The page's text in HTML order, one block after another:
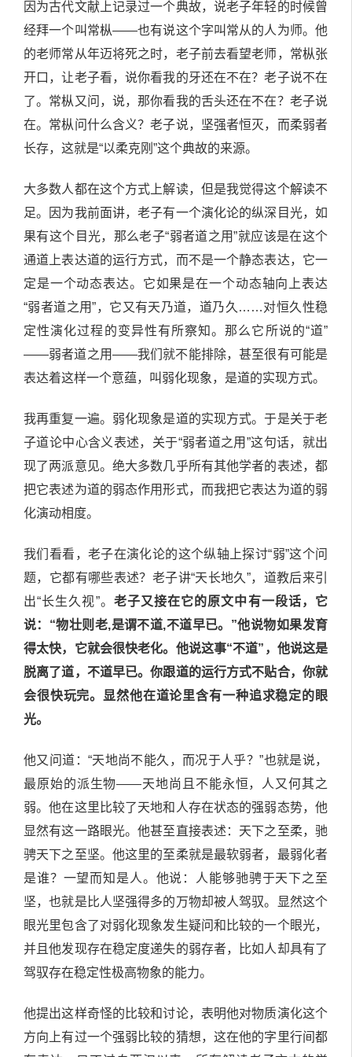
因为古代文献上记录过一个典故，说老子年轻的时候曾
经拜一个叫常枞——也有说这个字叫常从的人为师。他
的老师常从年迈将死之时，老子前去看望老师，常枞张
开口，让老子看，说你看我的牙还在不在？老子说不在
了。常枞又问，说，那你看我的舌头还在不在？老子说
在。常枞问什么含义？老子说，坚强者恒灭，而柔弱者
长存，这就是“以柔克刚”这个典故的来源。
大多数人都在这个方式上解读，但是我觉得这个解读不
足。因为我前面讲，老子有一个演化论的纵深目光，如
果有这个目光，那么老子“弱者道之用”就应该是在这个
通道上表达道的运行方式，而不是一个静态表达，它一
定是一个动态表达。它如果是在一个动态轴向上表达
“弱者道之用”，它又有天乃道，道乃久……对恒久性稳
定性演化过程的变异性有所察知。那么它所说的“道”
——弱者道之用——我们就不能排除，甚至很有可能是
表达着这样一个意蕴，叫弱化现象，是道的实现方式。
我再重复一遍。弱化现象是道的实现方式。于是关于老
子道论中心含义表述，关于“弱者道之用”这句话，就出
现了两派意见。绝大多数几乎所有其他学者的表述，都
把它表述为道的弱态作用形式，而我把它表达为道的弱
化演动相度。
我们看看，老子在演化论的这个纵轴上探讨“弱”这个问
题，它都有哪些表述？老子讲“天长地久”，道教后来引
出“长生久视”。 老子又接在它的原文中有一段话，它
说：“物壮则老,是谓不道,不道早已。”他说物如果发育
得太快，它就会很快老化。他说这事“不道”，他说这是
脱离了道，不道早已。你跟道的运行方式不贴合，你就
会很快玩完。显然他在道论里含有一种追求稳定的眼
光。
他又问道：“天地尚不能久，而况于人乎？”也就是说，
最原始的派生物——天地尚且不能永恒，人又何其之
弱。他在这里比较了天地和人存在状态的强弱态势，他
显然有这一路眼光。他甚至直接表述：天下之至柔，驰
骋天下之至坚。他这里的至柔就是最软弱者，最弱化者
是谁？一望而知是人。他说：人能够驰骋于天下之至
坚，也就是比人坚强得多的万物却被人驾驭。显然这个
眼光里包含了对弱化现象发生疑问和比较的一个眼光，
并且他发现存在稳定度递失的弱存者，比如人却具有了
驾驭存在稳定性极高物象的能力。
他提出这样奇怪的比较和讨论，表明他对物质演化这个
方向上有过一个强弱比较的猜想，这在他的字里行间都